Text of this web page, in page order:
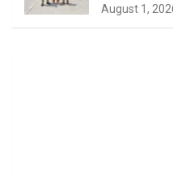
August 1,